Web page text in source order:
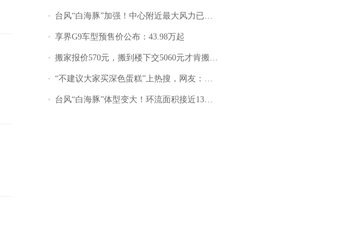
台风“白海豚”加强！中心附近最大风力已达15级 最新研判
享界G9车型预售价公布：43.98万起
搬家报价570元，搬到楼下交5060元才肯搬上楼！女子傻眼了……
“不建议大家买深色蛋糕”上热搜，网友：天塌了！
台风“白海豚”体型变大！环流面积接近13个浙江那么大